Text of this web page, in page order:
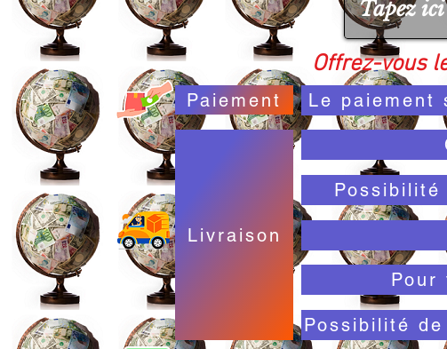
Offrez-vous
Paiement Le paiement
Livraison
Possibilité
Pour